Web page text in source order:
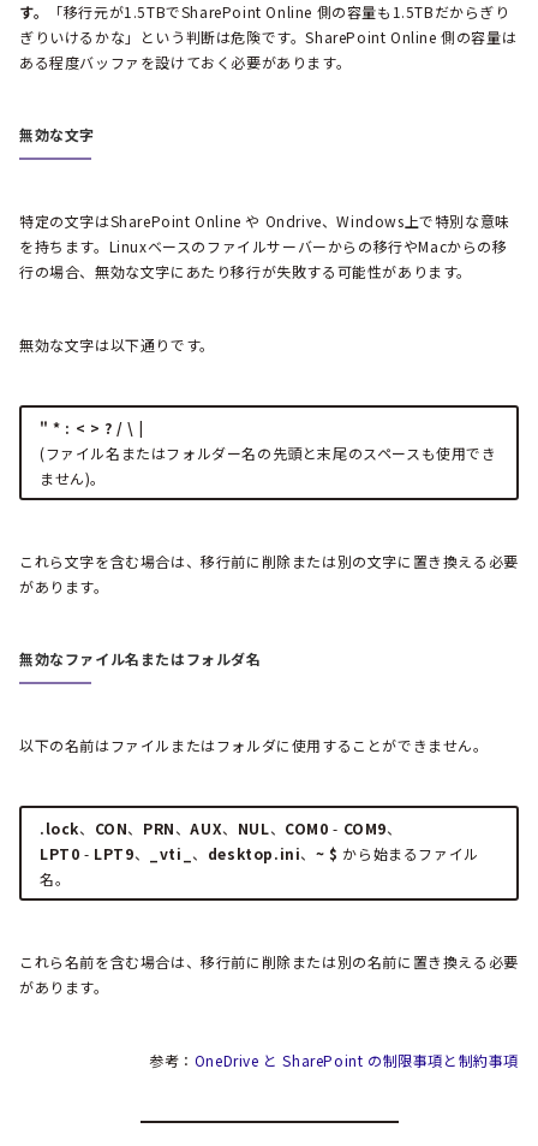
す。
「移行元が1.5TBでSharePoint Online 側の容量も1.5TBだからぎり
ぎりいけるかな」という判断は危険です。SharePoint Online 側の容量は
ある程度バッファを設けておく必要があります。
無効な文字
特定の文字はSharePoint Online や Ondrive、Windows上で特別な意味
を持ちます。Linuxベースのファイルサーバーからの移行やMacからの移
行の場合、無効な文字にあたり移行が失敗する可能性があります。
無効な文字は以下通りです。
" * : < > ? / \ |
(ファイル名またはフォルダー名の先頭と末尾のスペースも使用でき
ません)。
これら文字を含む場合は、移行前に削除または別の文字に置き換える必要
があります。
無効なファイル名またはフォルダ名
以下の名前はファイルまたはフォルダに使用することができません。
.lock、 CON、 PRN、AUX、 NUL、 COM0 - COM9、
LPT0 - LPT9、 _vti_ 、 desktop.ini、~ $ から始まるファイル
名。
これら名前を含む場合は、移行前に削除または別の名前に置き換える必要
があります。
参考： OneDrive と SharePoint の制限事項と制約事項